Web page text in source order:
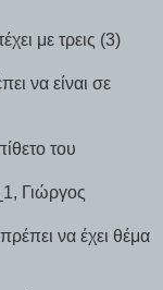
με τρεις (3)
να είναι σε
του
Γιώργος
να έχει θέμα